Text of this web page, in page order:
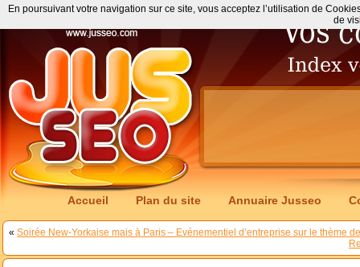
Accueil Plan du site Annuaire Jusseo
« Soirée New-Yorkaise mais à Paris – Evénementiel d’entreprise sur le thème
En poursuivant votre navigation sur ce site, vous acceptez l’utilisation de
de